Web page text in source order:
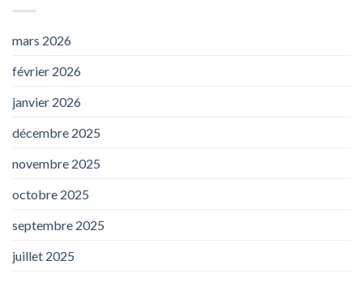
mars 2026
février 2026
janvier 2026
décembre 2025
novembre 2025
octobre 2025
septembre 2025
juillet 2025